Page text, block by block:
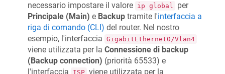
necessario impostare il valore ip global
per
Principale (Main) e Backup tramite l'interfaccia a
riga di comando (CLI) del router. Nel nostro
esempio, l'interfaccia GigabitEthernet0/Vlan4
viene utilizzata per la Connessione di backup
(Backup connection) (priorità 65533) e
l'interfaccia
ISP viene utilizzata per la